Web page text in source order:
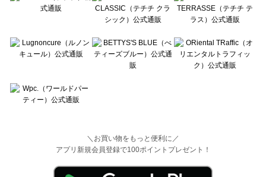
＼お買い物をもっと便利に／
アプリ新規会員登録で100ポイントプレゼント！